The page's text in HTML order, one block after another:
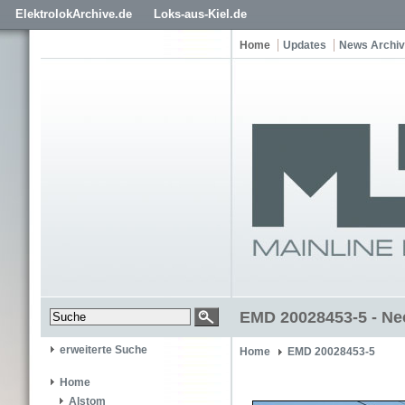
ElektrolokArchive.de Loks-aus-Kiel.de
Home Updates News Archiv
EMD 20028453-5 -
erweiterte Suche
Home
Alstom
Home EMD 20028453-5